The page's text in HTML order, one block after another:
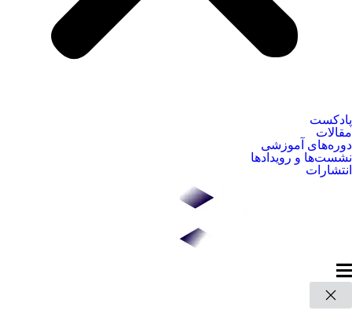
پادکست
مقالات
دوره‌های آموزشی
نشست‌ها و رویدادها
انتشارات